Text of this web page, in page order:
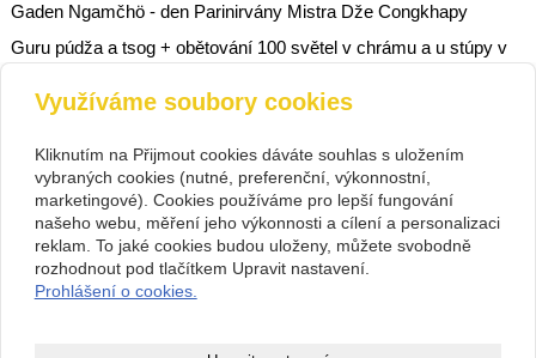
Gaden Ngamčhö - den Parinirvány Mistra Dže Congkhapy
Guru púdža a tsog + obětování 100 světel v chrámu a u stúpy v
parku Centra
Předpokládaný konec v 16.30
Změna programu vyhrazena
Kontakt
Využíváme soubory cookies
Kliknutím na Přijmout cookies dáváte souhlas s uložením
vybraných cookies (nutné, preferenční, výkonnostní,
marketingové). Cookies používáme pro lepší fungování
našeho webu, měření jeho výkonnosti a cílení a personalizaci
reklam. To jaké cookies budou uloženy, můžete svobodně
rozhodnout pod tlačítkem Upravit nastavení.
Prohlášení o cookies.